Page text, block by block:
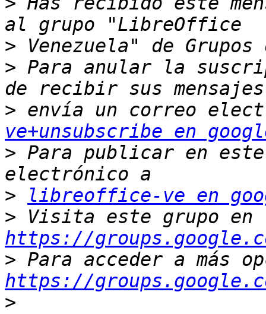
>
> Para anular la
> envía un correo
ve+unsubscribe en
> Para publicar en
>
libreoffice-ve en
>
https://
>
https://
>